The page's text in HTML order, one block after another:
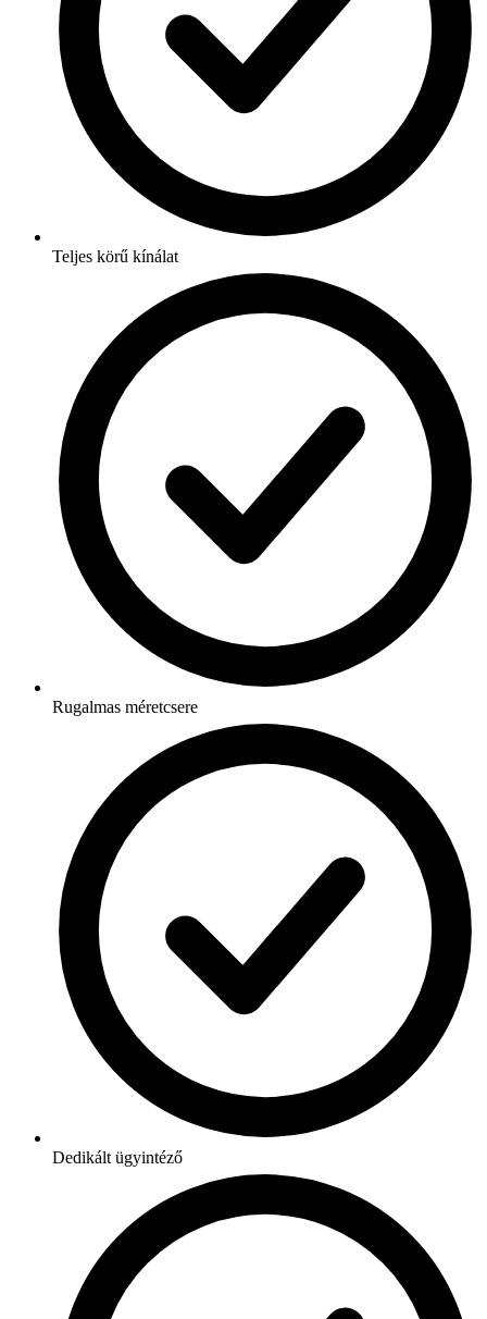
Teljes körű kínálat
Rugalmas méretcsere
Dedikált ügyintéző